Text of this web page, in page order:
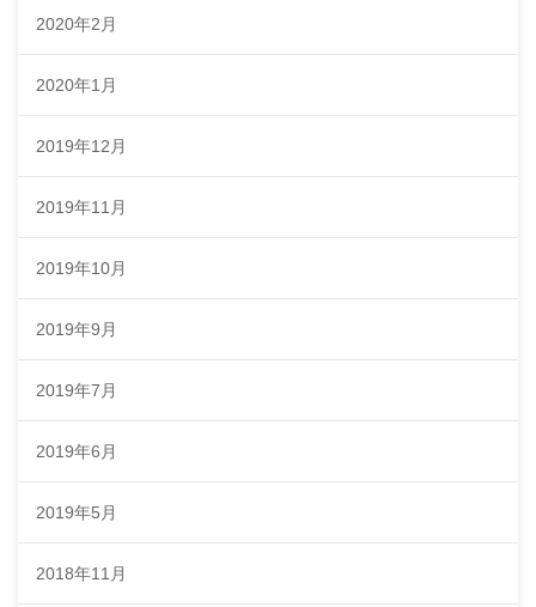
2020年2月
2020年1月
2019年12月
2019年11月
2019年10月
2019年9月
2019年7月
2019年6月
2019年5月
2018年11月